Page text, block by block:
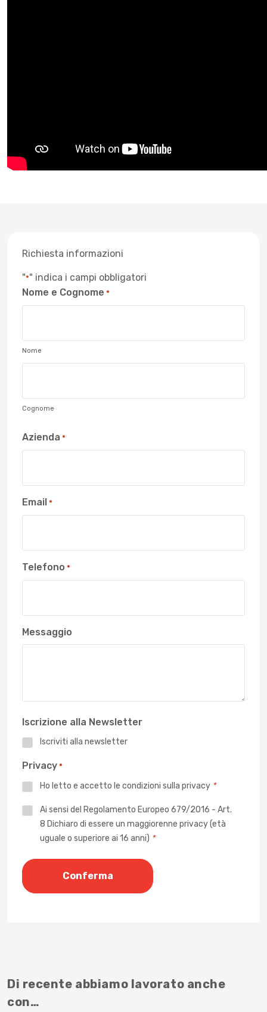
Richiesta informazioni
"*" indica i campi obbligatori
Nome e Cognome *
Nome
Cognome
Azienda *
Email *
Telefono *
Messaggio
Iscrizione alla Newsletter
Iscriviti alla newsletter
Privacy *
Ho letto e accetto le condizioni sulla privacy *
PrivacyAi sensi del Regolamento Europeo 679/2016 - Art.
8 Dichiaro di essere un maggiorenne privacy (età
uguale o superiore ai 16 anni) *
Di recente abbiamo lavorato anche
con…